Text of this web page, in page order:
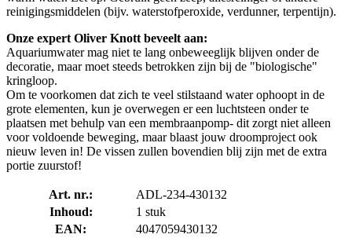
reinigingsmiddelen (bijv. waterstofperoxide, verdunner, terpentijn).
Onze expert Oliver Knott beveelt aan:
Aquariumwater mag niet te lang onbeweeglijk blijven onder de
decoratie, maar moet steeds betrokken zijn bij de "biologische"
kringloop.
Om te voorkomen dat zich te veel stilstaand water ophoopt in de
grote elementen, kun je overwegen er een luchtsteen onder te
plaatsen met behulp van een membraanpomp- dit zorgt niet alleen
voor voldoende beweging, maar blaast jouw droomproject ook
nieuw leven in! De vissen zullen bovendien blij zijn met de extra
portie zuurstof!
Art. nr.:
ADL-234-430132
Inhoud:
1 stuk
EAN:
4047059430132